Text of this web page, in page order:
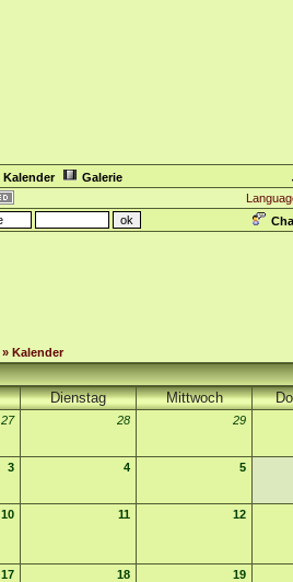
Kalender
Galerie
» Kalender
Dienstag Mittwoch
27 28 29
3 4 5
10 11 12
17
18 19